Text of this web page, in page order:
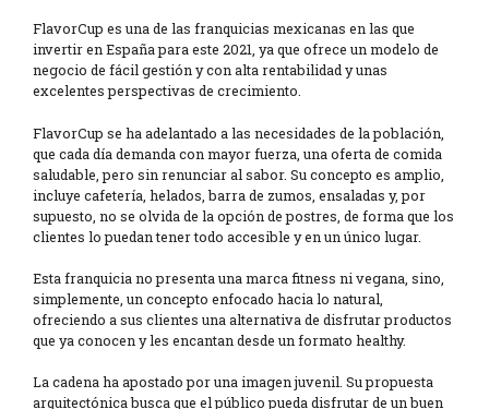
FlavorCup es una de las franquicias mexicanas en las que
invertir en España para este 2021, ya que ofrece un modelo de
negocio de fácil gestión y con alta rentabilidad y unas
excelentes perspectivas de crecimiento.
FlavorCup se ha adelantado a las necesidades de la población,
que cada día demanda con mayor fuerza, una oferta de comida
saludable, pero sin renunciar al sabor. Su concepto es amplio,
incluye cafetería, helados, barra de zumos, ensaladas y, por
supuesto, no se olvida de la opción de postres, de forma que los
clientes lo puedan tener todo accesible y en un único lugar.
Esta franquicia no presenta una marca fitness ni vegana, sino,
simplemente, un concepto enfocado hacia lo natural,
ofreciendo a sus clientes una alternativa de disfrutar productos
que ya conocen y les encantan desde un formato healthy.
La cadena ha apostado por una imagen juvenil. Su propuesta
arquitectónica busca que el público pueda disfrutar de un buen